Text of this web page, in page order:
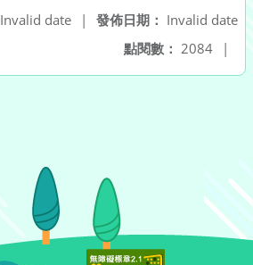
發佈日期： Invalid date
Invalid date
|
點閱數： 2084 |